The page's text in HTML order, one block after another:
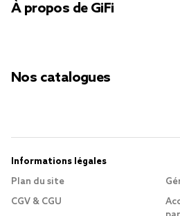
À propos de GiFi
Nos catalogues
Informations légales
Plan du site
CGV & CGU